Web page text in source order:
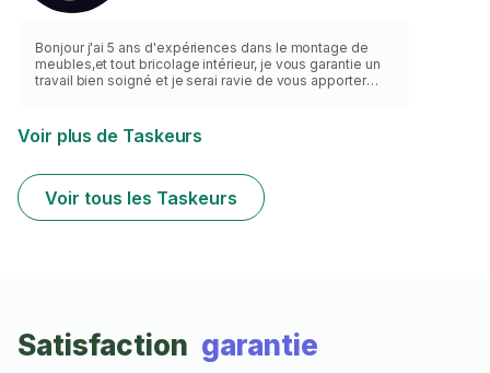
Bonjour j'ai 5 ans d'expériences dans le montage de
meubles,et tout bricolage intérieur, je vous garantie un
travail bien soigné et je serai ravie de vous apporter
Voir plus de Taskeurs
Voir tous les Taskeurs
Satisfaction garantie